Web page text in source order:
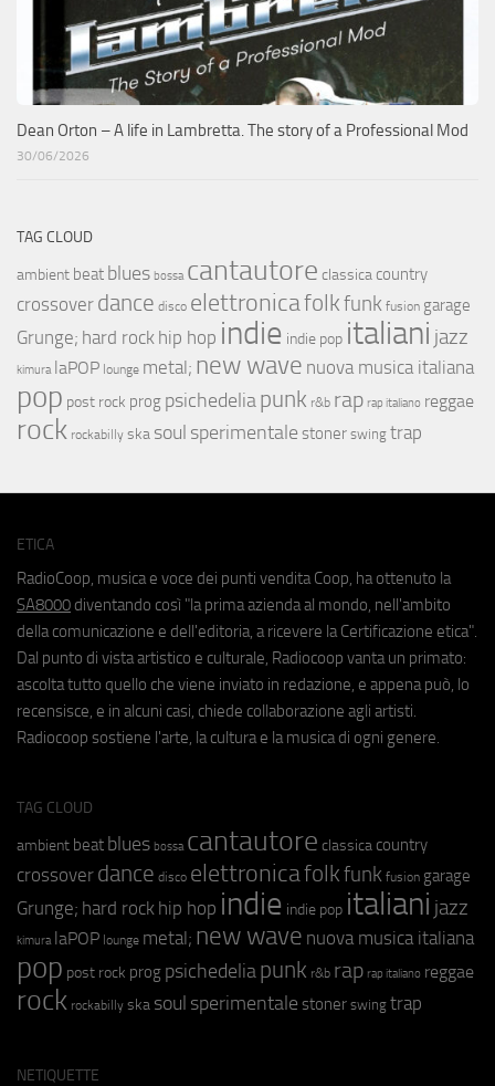
Dean Orton – A life in Lambretta. The story of a Professional Mod
30/06/2026
TAG CLOUD
ambient beat blues bossa cantautore classica country
crossover dance disco elettronicafolkfunk fusion garage
Grunge; hard rock hip hop indie indie pop italiani jazz
kimura laPOP lounge metal; new wave nuova musica italiana
pop post rock prog psichedeliapunk r&b rap rap italiano reggae
rock rockabilly ska soul sperimentale stoner swing trap
ETICA
RadioCoop, musica e voce dei punti vendita Coop, ha ottenuto la
SA8000 diventando così "la prima azienda al mondo, nell'ambito
della comunicazione e dell'editoria, a ricevere la Certificazione etica".
Dal punto di vista artistico e culturale, Radiocoop vanta un primato:
ascolta tutto quello che viene inviato in redazione, e appena può, lo
recensisce, e in alcuni casi, chiede collaborazione agli artisti.
Radiocoop sostiene l'arte, la cultura e la musica di ogni genere.
TAG CLOUD
ambient beat blues bossa cantautore classica country
crossover dance disco elettronicafolkfunk fusion garage
Grunge; hard rock hip hop indie indie pop italiani jazz
kimura laPOP lounge metal; new wave nuova musica italiana
pop post rock prog psichedeliapunk r&b rap rap italiano reggae
rock rockabilly ska soul sperimentale stoner swing trap
NETIQUETTE